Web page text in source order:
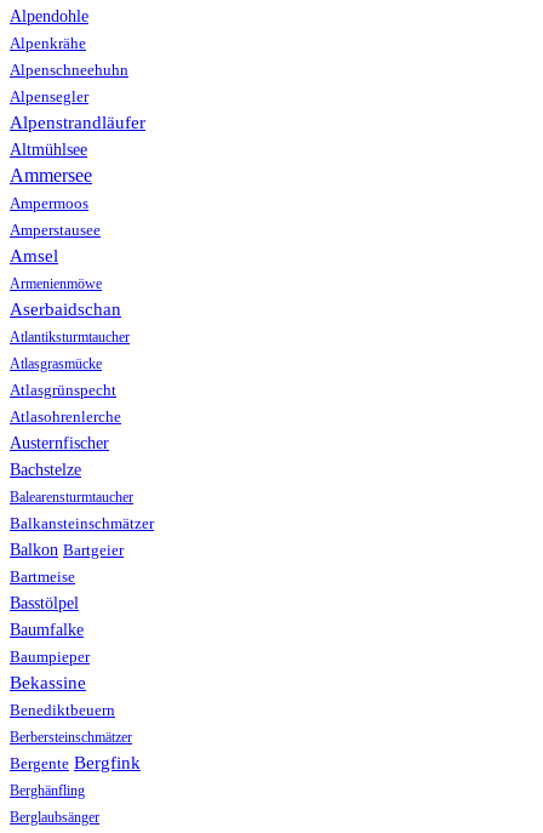
Alpendohle
Alpenkrähe
Alpenschneehuhn
Alpensegler
Alpenstrandläufer
Altmühlsee
Ammersee
Ampermoos
Amperstausee
Amsel
Armenienmöwe
Aserbaidschan
Atlantiksturmtaucher
Atlasgrasmücke
Atlasgrünspecht
Atlasohrenlerche
Austernfischer
Bachstelze
Balearensturmtaucher
Balkansteinschmätzer
Balkon Bartgeier
Bartmeise
Basstölpel
Baumfalke
Baumpieper
Bekassine
Benediktbeuern
Berbersteinschmätzer
Bergente Bergfink
Berghänfling
Berglaubsänger